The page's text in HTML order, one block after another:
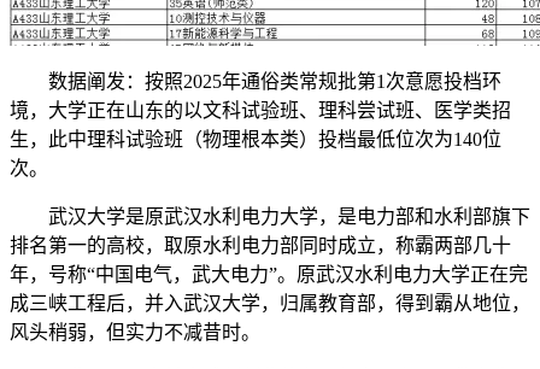
数据阐发：按照2025年通俗类常规批第1次意愿投档环
境，大学正在山东的以文科试验班、理科尝试班、医学类招
生，此中理科试验班（物理根本类）投档最低位次为140位
次。
武汉大学是原武汉水利电力大学，是电力部和水利部旗下
排名第一的高校，取原水利电力部同时成立，称霸两部几十
年，号称“中国电气，武大电力”。原武汉水利电力大学正在完
成三峡工程后，并入武汉大学，归属教育部，得到霸从地位，
风头稍弱，但实力不减昔时。